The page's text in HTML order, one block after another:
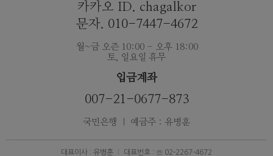
카카오 ID. chagalkor
문자. 010-7447-4672
월~금 오즌 10:00 - 오후 18:00
토, 일요일 휴무
입금계좌
007-21-0677-873
국민은행 ｜ 예금주 : 유병훈
대표이사 : 유병훈 대표번호 : ☏ 02-2267-4672